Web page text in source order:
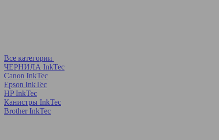
Все категории
ЧЕРНИЛА InkTec
Canon InkTec
Epson InkTec
HP InkTec
Канистры InkTec
Brother InkTec